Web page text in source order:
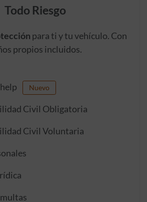
Todo Riesgo
para ti y tu vehículo. Con
propios incluidos.
Nuevo
Civil Obligatoria
Civil Voluntaria